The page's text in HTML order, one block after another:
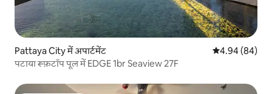
Pattaya City में अपार्टमेंट औसत रेटिंग 5 में
4.94 (84)
पटाया रूफ़टॉप पूल में EDGE 1br Seaview 27F